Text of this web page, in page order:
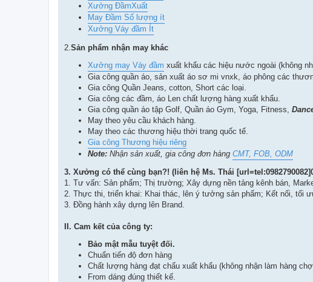
Xưởng ĐầmXuất
May Đầm Số lượng ít
Xưởng Váy đầm Ít
2.Sản phẩm nhận may khác
Xưởng may Váy đầm xuất khẩu các hiệu nước ngoài (không
Gia công quần áo, sản xuất áo sơ mi vnxk, áo phông các
Gia công Quần Jeans, cotton, Short các loại.
Gia công các đầm, áo Len chất lượng hàng xuất khẩu.
Gia công quần áo tập Golf, Quần áo Gym, Yoga, Fitness,
May theo yêu cầu khách hàng.
May theo các thương hiệu thời trang quốc tế.
Gia công Thương hiệu riêng
Note: Nhận sản xuất, gia công đơn hàng CMT, FOB, ODM
3. Xưởng có thể cùng bạn?! (liên hệ Ms. Thái
1. Tư vấn: Sản phẩm; Thị trường; Xây dựng nền tảng kênh bán,
2. Thực thi, triển khai: Khai thác, lên ý tưởng sản phẩm; Kết nối, tối
3. Đồng hành xây dựng lên Brand.
II. Cam kết của công ty:
Bảo mật mẫu tuyệt đối.
Chuẩn tiến độ đơn hàng
Chất lượng hàng đạt chẩu xuất khẩu (không nhận làm hàng
From dáng đúng thiết kế.